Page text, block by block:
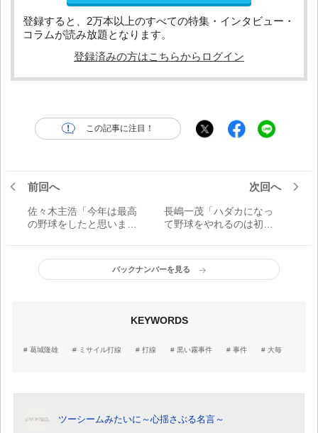
登録すると、2万本以上のすべての特集・インタビュー・
コラムが読み放題となります。
登録済みの方はこちらからログイン
この記事に注目！
前回へ
佐々木主浩「今年は最高
の野球をしたと思いま
次回へ
長嶋一茂「ハダカになっ
て野球をやれるのは初め
バックナンバーを見る
KEYWORDS
葛城隆雄 ミサイル打線 打線 黒い霧事件 事件 大毎
ツーシームみたいに～心揺さぶる名言～